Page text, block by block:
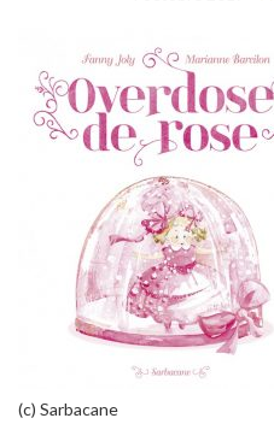
(c) Sarbacane